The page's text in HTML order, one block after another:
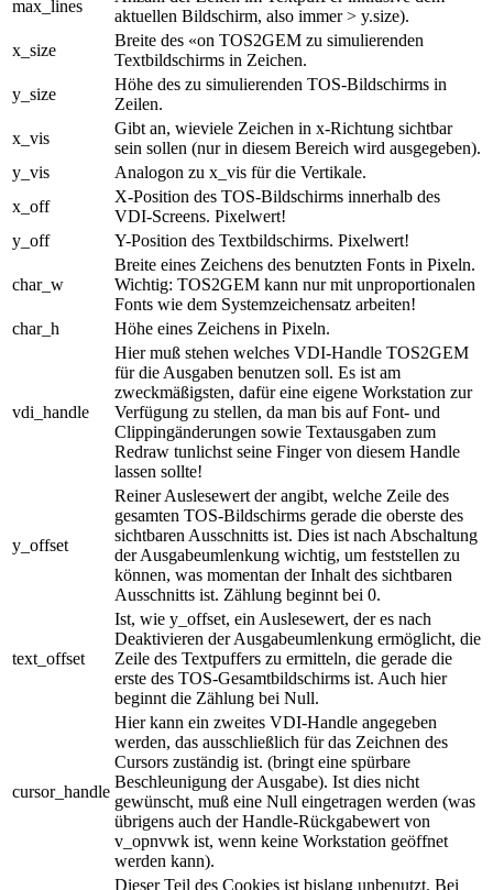
max_lines
aktuellen Bildschirm, also immer > y.size).
x_size
Breite des «on TOS2GEM zu simulierenden
Textbildschirms in Zeichen.
y_size
Höhe des zu simulierenden TOS-Bildschirms in
Zeilen.
x_vis
Gibt an, wieviele Zeichen in x-Richtung sichtbar
sein sollen (nur in diesem Bereich wird ausgegeben).
y_vis
Analogon zu x_vis für die Vertikale.
x_off
X-Position des TOS-Bildschirms innerhalb des
VDI-Screens. Pixelwert!
y_off
Y-Position des Textbildschirms. Pixelwert!
char_w
Breite eines Zeichens des benutzten Fonts in Pixeln.
Wichtig: TOS2GEM kann nur mit unproportionalen
Fonts wie dem Systemzeichensatz arbeiten!
char_h
Höhe eines Zeichens in Pixeln.
vdi_handle
Hier muß stehen welches VDI-Handle TOS2GEM
für die Ausgaben benutzen soll. Es ist am
zweckmäßigsten, dafür eine eigene Workstation zur
Verfügung zu stellen, da man bis auf Font- und
Clippingänderungen sowie Textausgaben zum
Redraw tunlichst seine Finger von diesem Handle
lassen sollte!
y_offset
Reiner Auslesewert der angibt, welche Zeile des
gesamten TOS-Bildschirms gerade die oberste des
sichtbaren Ausschnitts ist. Dies ist nach Abschaltung
der Ausgabeumlenkung wichtig, um feststellen zu
können, was momentan der Inhalt des sichtbaren
Ausschnitts ist. Zählung beginnt bei 0.
text_offset
Ist, wie y_offset, ein Auslesewert, der es nach
Deaktivieren der Ausgabeumlenkung ermöglicht, die
Zeile des Textpuffers zu ermitteln, die gerade die
erste des TOS-Gesamtbildschirms ist. Auch hier
beginnt die Zählung bei Null.
cursor_handle
Hier kann ein zweites VDI-Handle angegeben
werden, das ausschließlich für das Zeichnen des
Cursors zuständig ist. (bringt eine spürbare
Beschleunigung der Ausgabe). Ist dies nicht
gewünscht, muß eine Null eingetragen werden (was
übrigens auch der Handle-Rückgabewert von
v_opnvwk ist, wenn keine Workstation geöffnet
werden kann).
Dieser Teil des Cookies ist bislang unbenutzt. Bei